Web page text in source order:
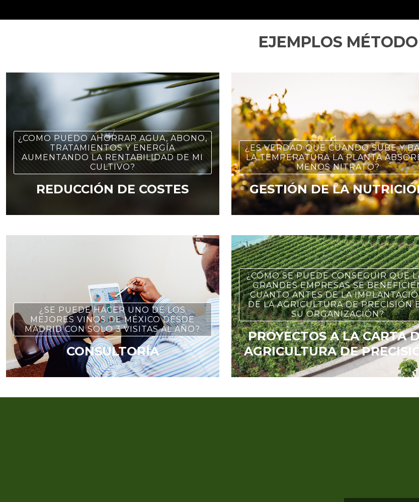
EJEMPLOS MÉTODO
¿COMO PUEDO AHORRAR AGUA, ABONO,
TRATAMIENTOS Y ENERGÍA
AUMENTANDO LA RENTABILIDAD DE MI
CULTIVO?
REDUCCIÓN DE COSTES
¿ES VERDAD QUE CUANDO SUBE Y
LA TEMPERATURA LA PLANTA
MENOS NITRATO?
GESTIÓN DE LA
¿SE PUEDE HACER UNO DE LOS
MEJORES VINOS DE MÉXICO DESDE
MADRID CON SOLO 3 VISITAS AL AÑO?
CONSULTORÍA
¿CÓMO SE PUEDE CONSEGUIR QUE
GRANDES EMPRESAS SE
CUANTO ANTES DE LA
DE LA AGRICULTURA DE PRECISIÓN
SU ORGANIZACIÓN?
PROYECTOS A LA CARTA
AGRICULTURA DE